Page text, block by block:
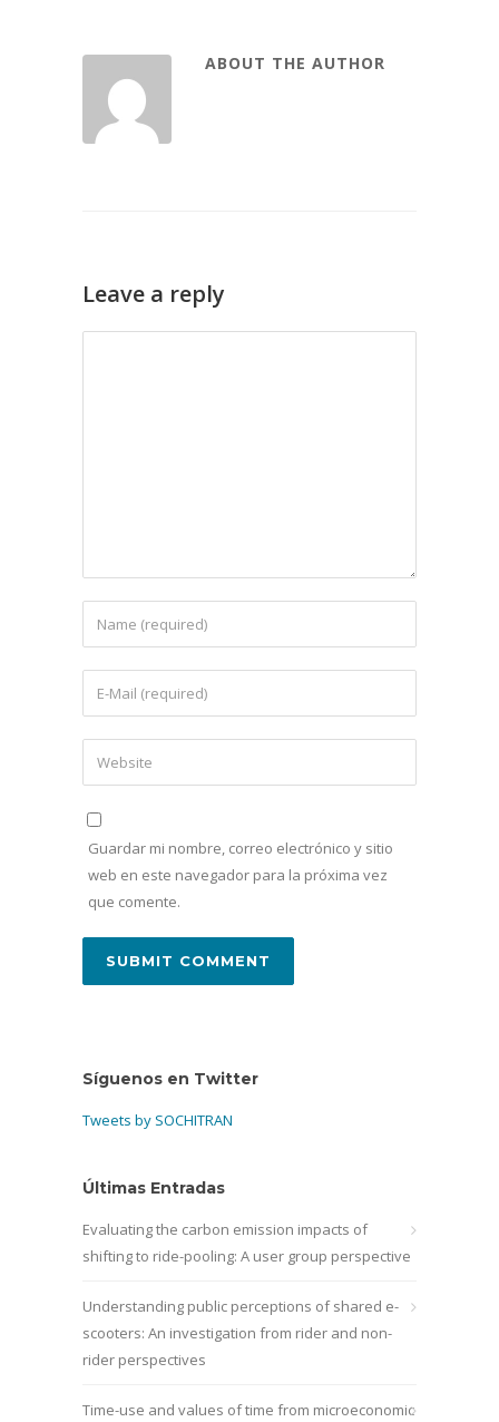
ABOUT THE AUTHOR
Leave a reply
Guardar mi nombre, correo electrónico y sitio
web en este navegador para la próxima vez
que comente.
Síguenos en Twitter
Tweets by SOCHITRAN
Últimas Entradas
Evaluating the carbon emission impacts of
shifting to ride-pooling: A user group perspective
Understanding public perceptions of shared e-
scooters: An investigation from rider and non-
rider perspectives
Time-use and values of time from microeconomic